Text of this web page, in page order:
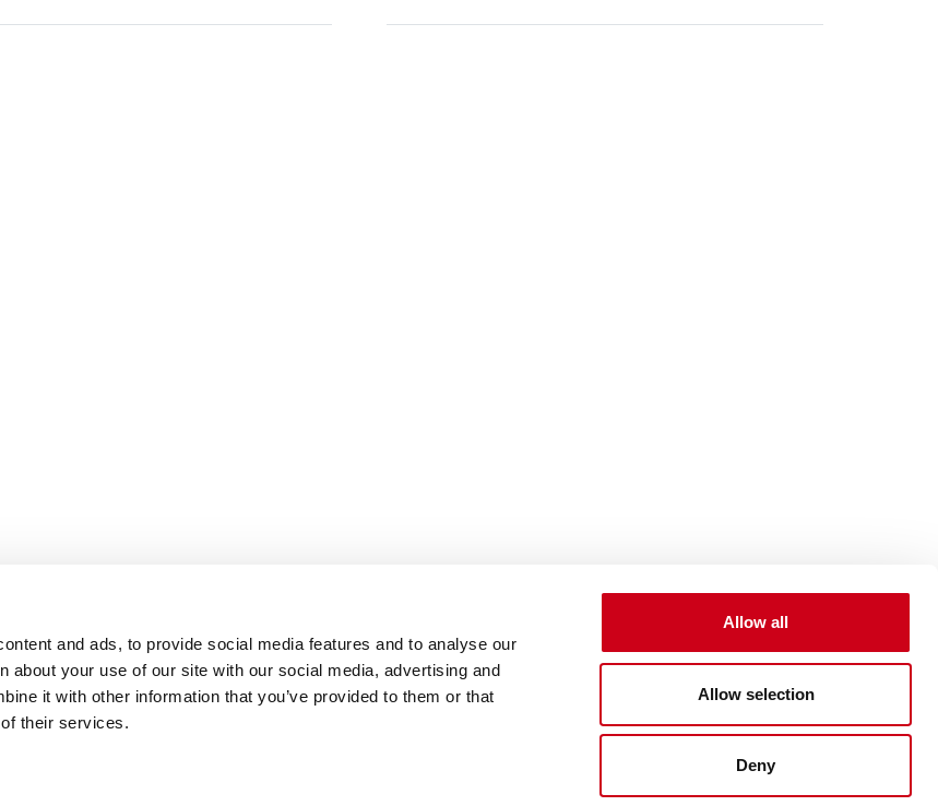
and ads, to provide social media features and to analyse our
about your use of our site with our social media, advertising and
it with other information that you’ve provided to them or that
their services.
Allow all
Allow selection
Deny